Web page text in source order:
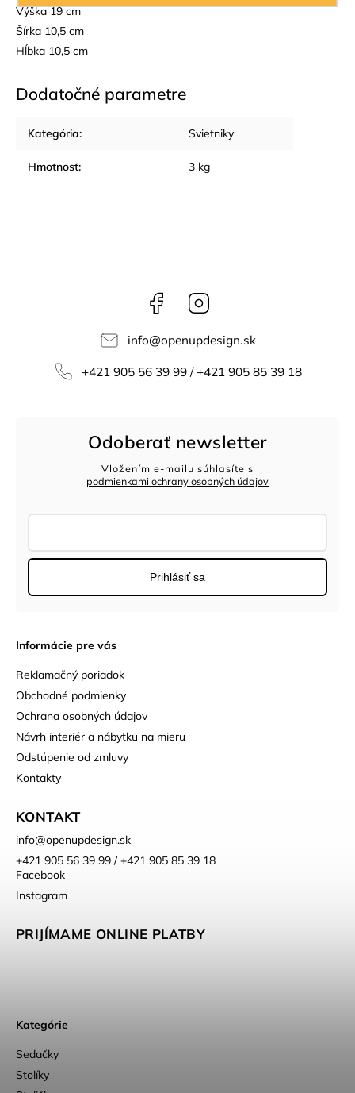
Výška 19cm
Šírka 10,5 cm
Hĺbka 10,5 cm
Dodatočné parametre
Kategória: Svietniky
Hmotnosť: 3 kg
Facebook
info@openupdesign.sk
+421 905 56 39 99 / +421 905 85 39 18
Informácie pre vás
Reklamačný poriadok
Obchodné podmienky
Ochrana osobných údajov
Návrh interiér a nábytku na mieru
Odstúpenie od zmluvy
Kontakty
KONTAKT
info@openupdesign.sk
+421 905 56 39 99 / +421 905 85 39 18
Facebook
Instagram
PRIJÍMAME ONLINE PLATBY
Kategórie
Sedačky
Stolíky
Odoberať newsletter
Vložením e-mailu súhlasíte s
podmienkami ochrany osobných údajov
Prihlásiť sa